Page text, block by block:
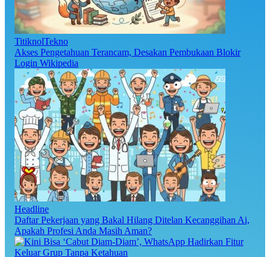
TitiknolTekno
Akses Pengetahuan Terancam, Desakan Pembukaan Blokir
Login Wikipedia
Headline
Daftar Pekerjaan yang Bakal Hilang Ditelan Kecanggihan Ai,
Apakah Profesi Anda Masih Aman?